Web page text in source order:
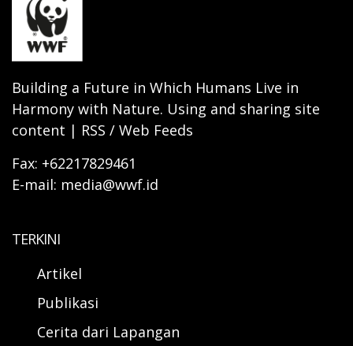
Building a Future in Which Humans Live in
Harmony with Nature. Using and sharing site
content | RSS / Web Feeds
Fax: +62217829461
E-mail: media@wwf.id
TERKINI
Artikel
Publikasi
Cerita dari Lapangan